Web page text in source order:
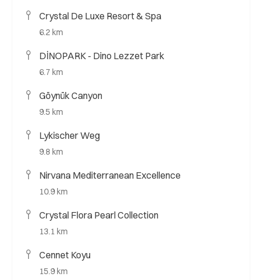
Crystal De Luxe Resort & Spa
6.2 km
DİNOPARK - Dino Lezzet Park
6.7 km
Göynük Canyon
9.5 km
Lykischer Weg
9.8 km
Nirvana Mediterranean Excellence
10.9 km
Crystal Flora Pearl Collection
13.1 km
Cennet Koyu
15.9 km